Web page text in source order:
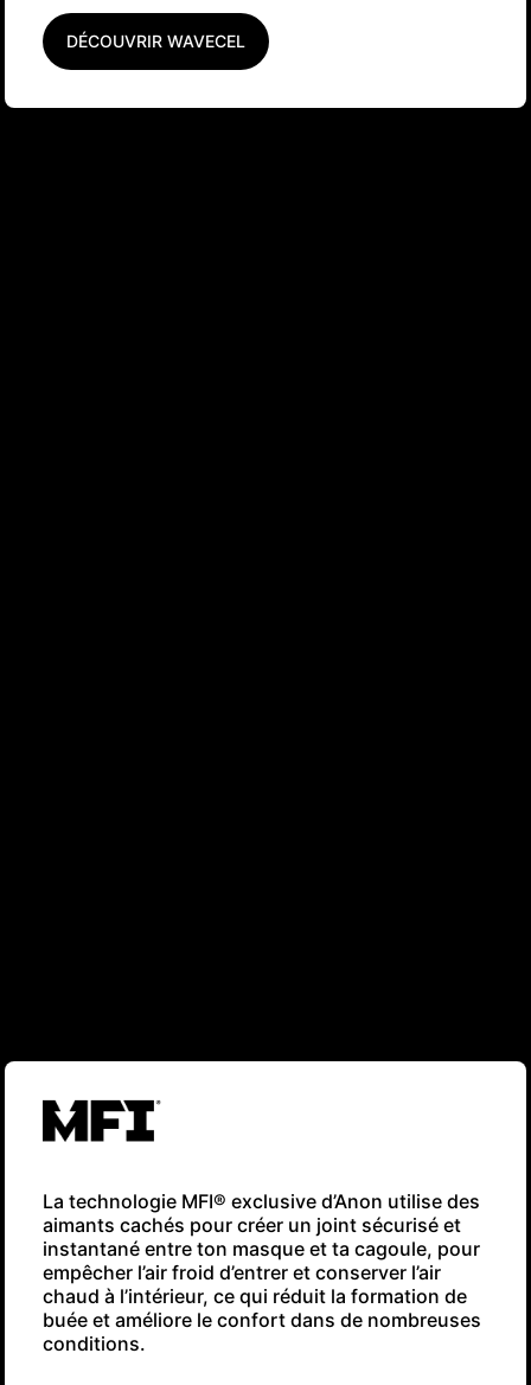
DÉCOUVRIR WAVECEL
La technologie MFI® exclusive d’Anon utilise des
aimants cachés pour créer un joint sécurisé et
instantané entre ton masque et ta cagoule, pour
empêcher l’air froid d’entrer et conserver l’air
chaud à l’intérieur, ce qui réduit la formation de
buée et améliore le confort dans de nombreuses
conditions.